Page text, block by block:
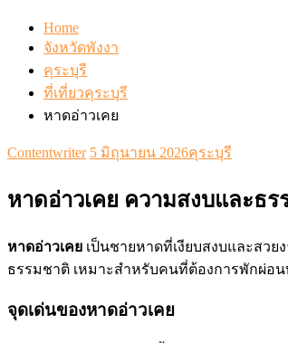
Home
จังหวัดพังงา
คุระบุรี
ที่เที่ยวคุระบุรี
หาดอ่าวเคย
Contentwriter 5 มิถุนายน 2026คุระบุรี
หาดอ่าวเคย ความสงบและธ
หาดอ่าวเคย เป็นชายหาดที่เงียบสงบและสวย
ธรรมชาติ เหมาะสำหรับคนที่ต้องการพักผ่อ
จุดเด่นของหาดอ่าวเคย